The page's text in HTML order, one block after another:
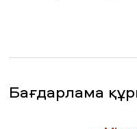
Бағдарлама